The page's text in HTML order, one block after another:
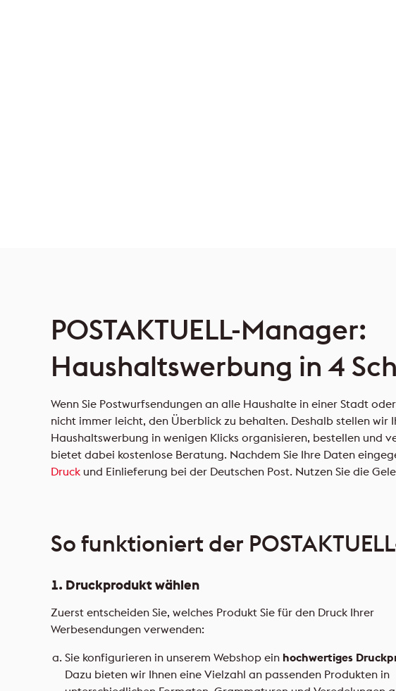
POSTAKTUELL-Manager:
Haushaltswerbung in 4
Wenn Sie Postwurfsendungen an alle Haushalte in einer Stadt
nicht immer leicht, den Überblick zu behalten. Deshalb stellen wir
Haushaltswerbung in wenigen Klicks organisieren, bestellen und
bietet dabei kostenlose Beratung. Nachdem Sie Ihre Daten
Druck und Einlieferung bei der Deutschen Post. Nutzen Sie die
So funktioniert der
1. Druckprodukt wählen
Zuerst entscheiden Sie, welches Produkt Sie für den Druck Ihrer
Werbesendungen verwenden:
Sie konfigurieren in unserem Webshop ein hochwertiges
Dazu bieten wir Ihnen eine Vielzahl an passenden Produkten in